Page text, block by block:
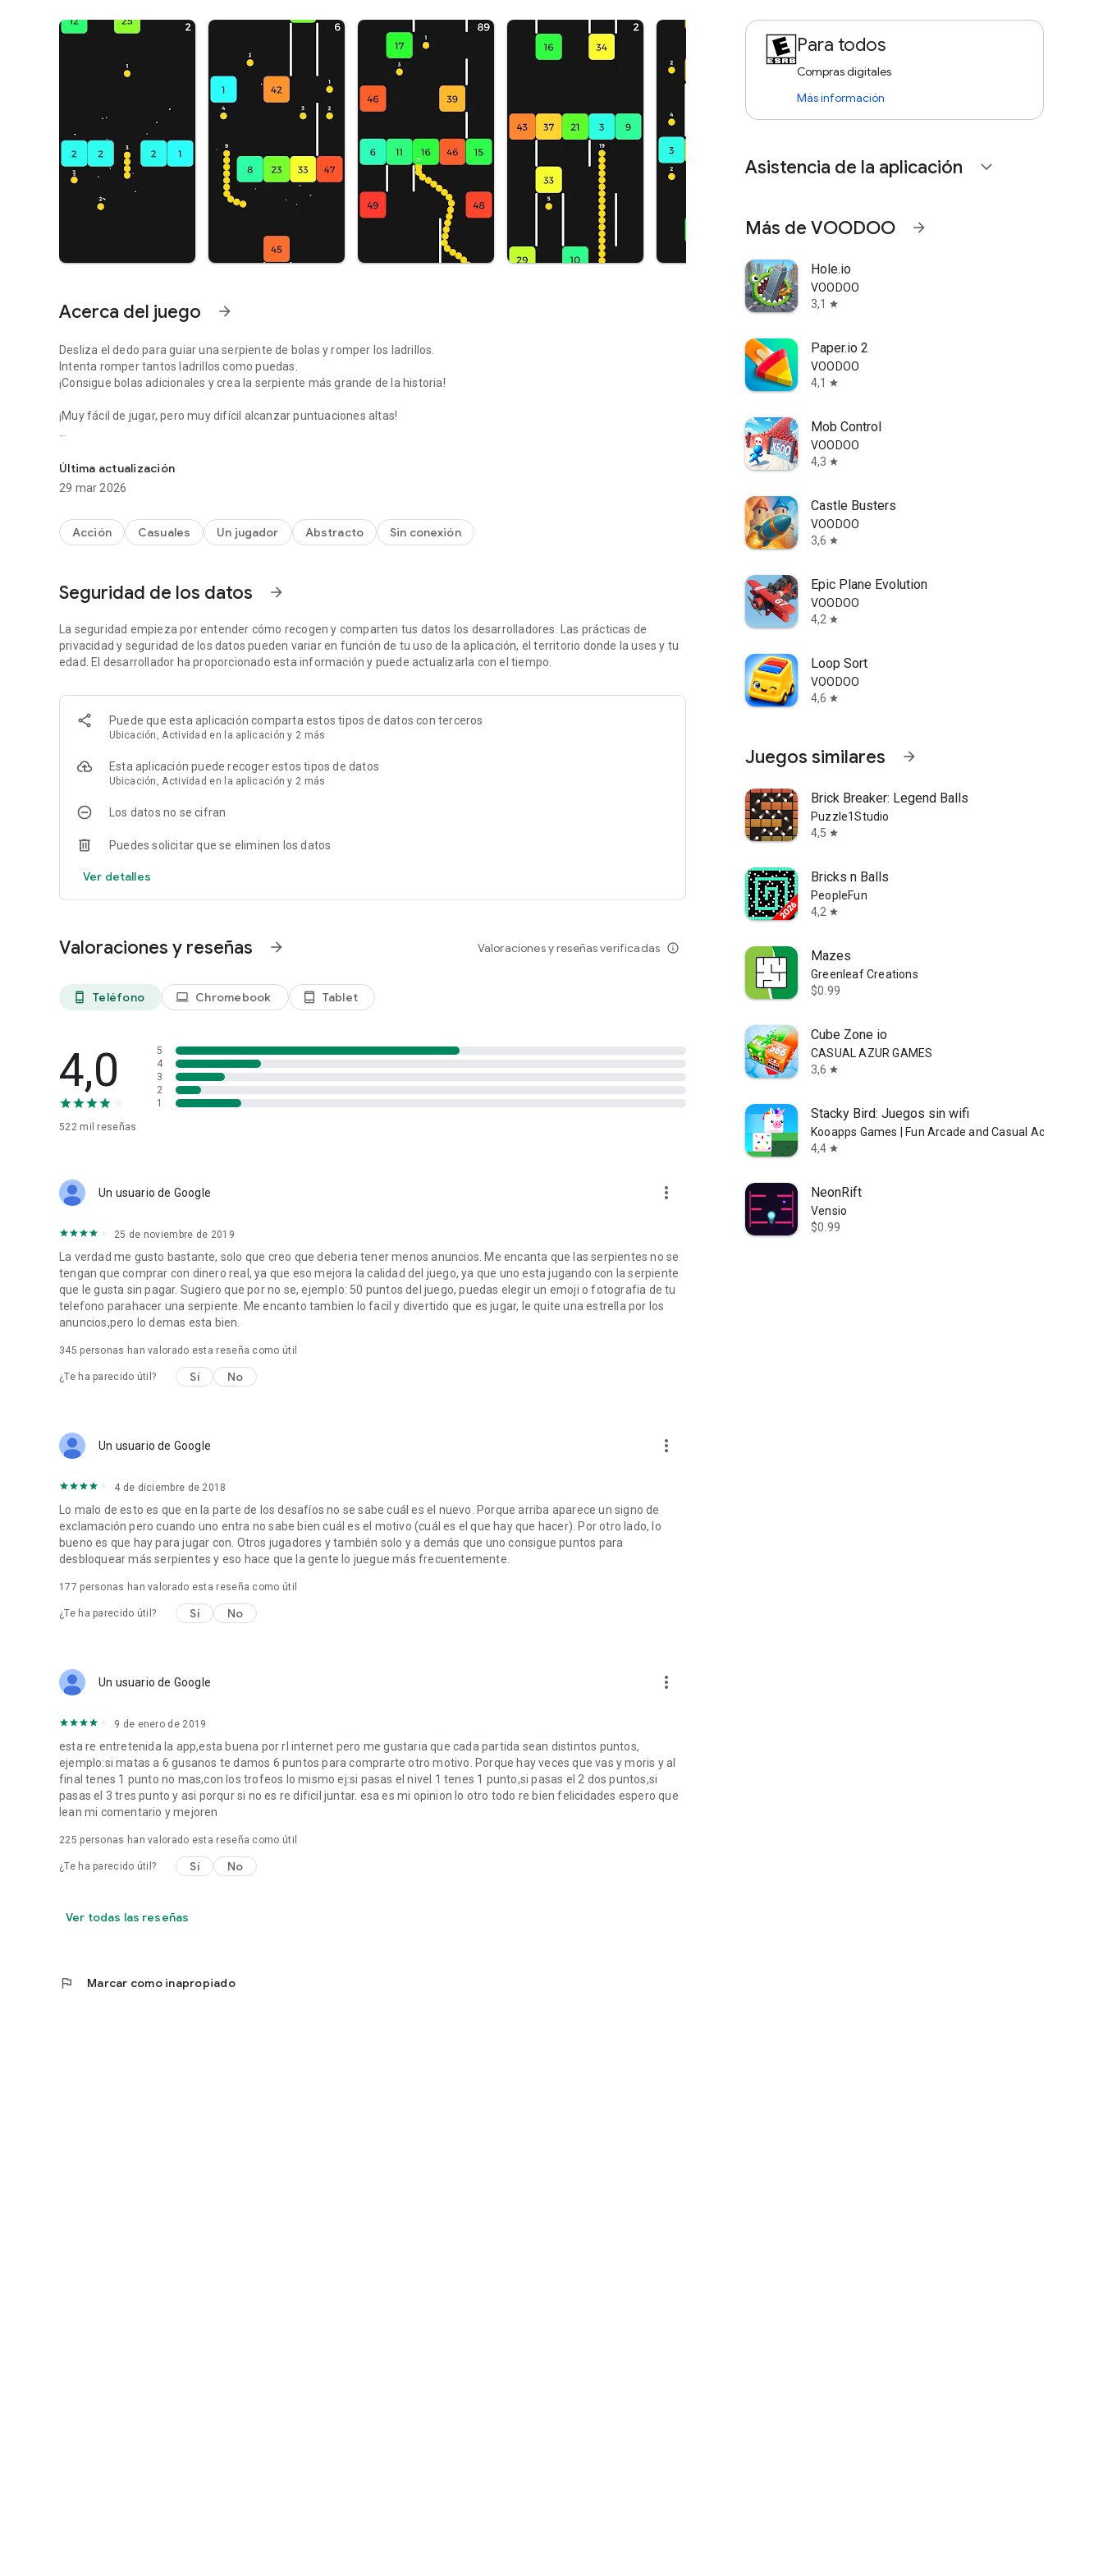
Acerca del juego arrow_forward
Desliza el dedo para guiar una serpiente de bolas y romper los ladrillos.
Intenta romper tantos ladrillos como puedas.
¡Consigue bolas adicionales y crea la serpiente más grande de la historia!
¡Muy fácil de jugar, pero muy difícil alcanzar puntuaciones altas!
- Juego gratuito
- Jugabilidad infinita
Última actualización
29 mar 2026
Acción Casuales Un jugador Abstracto Sin conexión
Seguridad de los datos arrow_forward
La seguridad empieza por entender cómo recogen y comparten tus datos los desarrolladores. Las prácticas de
privacidad y seguridad de los datos pueden variar en función de tu uso de la aplicación, el territorio donde la uses y tu
edad. El desarrollador ha proporcionado esta información y puede actualizarla con el tiempo.
Puede que esta aplicación comparta estos tipos de datos con terceros
Ubicación, Actividad en la aplicación y 2 más
Esta aplicación puede recoger estos tipos de datos
Ubicación, Actividad en la aplicación y 2 más
Los datos no se cifran
Puedes solicitar que se eliminen los datos
Ver detalles
Valoraciones y reseñas arrow_forward Valoraciones y reseñas verificadas info_outline
phone_android Teléfono laptop Chromebook tablet_android Tablet
4,0
522 mil reseñas
5
4
3
2
1
Un usuario de Google more_vert
25 de noviembre de 2019
La verdad me gusto bastante, solo que creo que deberia tener menos anuncios. Me encanta que las serpientes no se
tengan que comprar con dinero real, ya que eso mejora la calidad del juego, ya que uno esta jugando con la serpiente
que le gusta sin pagar. Sugiero que por no se, ejemplo: 50 puntos del juego, puedas elegir un emoji o fotografia de tu
telefono parahacer una serpiente. Me encanto tambien lo facil y divertido que es jugar, le quite una estrella por los
anuncios,pero lo demas esta bien.
345 personas han valorado esta reseña como útil
¿Te ha parecido útil? Sí No
Un usuario de Google more_vert
4 de diciembre de 2018
Lo malo de esto es que en la parte de los desafíos no se sabe cuál es el nuevo. Porque arriba aparece un signo de
exclamación pero cuando uno entra no sabe bien cuál es el motivo (cuál es el que hay que hacer). Por otro lado, lo
bueno es que hay para jugar con. Otros jugadores y también solo y a demás que uno consigue puntos para
desbloquear más serpientes y eso hace que la gente lo juegue más frecuentemente.
177 personas han valorado esta reseña como útil
¿Te ha parecido útil? Sí No
Un usuario de Google more_vert
9 de enero de 2019
esta re entretenida la app,esta buena por rl internet pero me gustaria que cada partida sean distintos puntos,
ejemplo:si matas a 6 gusanos te damos 6 puntos para comprarte otro motivo. Porque hay veces que vas y moris y al
final tenes 1 punto no mas,con los trofeos lo mismo ej:si pasas el nivel 1 tenes 1 punto,si pasas el 2 dos puntos,si
pasas el 3 tres punto y asi porqur si no es re dificil juntar. esa es mi opinion lo otro todo re bien felicidades espero que
lean mi comentario y mejoren
225 personas han valorado esta reseña como útil
¿Te ha parecido útil? Sí No
Ver todas las reseñas
flag Marcar como inapropiado
Para todos
Compras digitales
Más información
Asistencia de la aplicación expand_more
Más de VOODOO arrow_forward
Hole.io
VOODOO
3,1
star
Paper.io 2
VOODOO
4,1
star
Mob Control
VOODOO
4,3 star
Castle Busters
VOODOO
3,6 star
Epic Plane Evolution
VOODOO
4,2 star
Loop Sort
VOODOO
4,6 star
Juegos similares arrow_forward
Brick Breaker: Legend Balls
Puzzle1Studio
4,5 star
Bricks n Balls
PeopleFun
4,2 star
Mazes
Greenleaf Creations
$0.99
Cube Zone io
CASUAL AZUR GAMES
3,6 star
Stacky Bird: Juegos sin wifi
Kooapps Games | Fun Arcade and Casual Action
4,4 star
NeonRift
Vensio
$0.99